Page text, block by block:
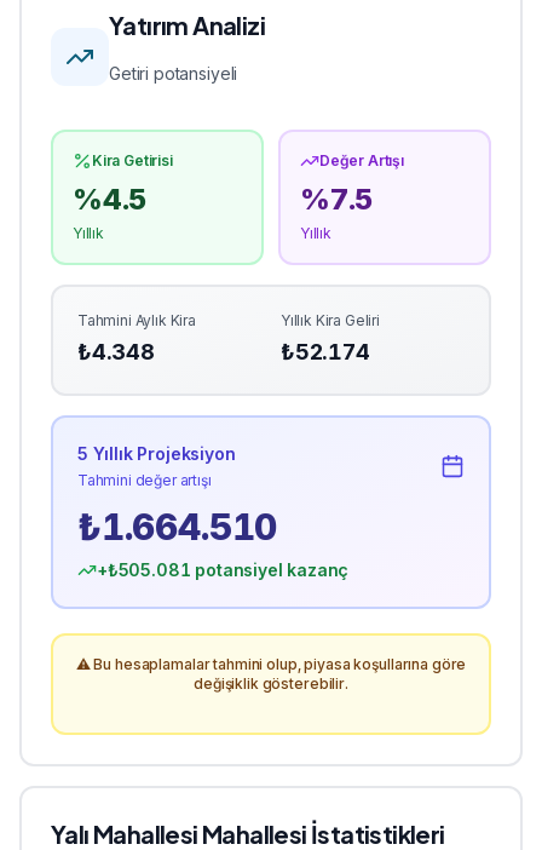
Yatırım Analizi
Getiri potansiyeli
Kira Getirisi
%4.5
Yıllık
Değer Artışı
%7.5
Yıllık
Tahmini Aylık Kira
₺4.348
Yıllık Kira Geliri
₺52.174
5 Yıllık Projeksiyon
Tahmini değer artışı
₺1.664.510
+₺505.081 potansiyel kazanç
⚠️ Bu hesaplamalar tahmini olup, piyasa koşullarına göre
değişiklik gösterebilir.
Yalı Mahallesi Mahallesi İstatistikleri